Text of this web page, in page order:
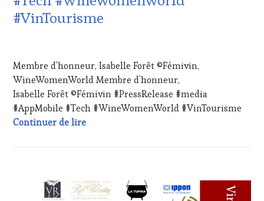
GASTRONOMIE
FRANÇAISE,
WINE
TASTING,
LIVE
STREAMING,
MASTERCLASS,
OENOTOURISME,
TERROIR,
RESTAURATEUR,
#VinTourisme
2024
Membre d’honneur, Isabelle Forêt ©Fémivin,
WineWomenWorld Membre d’honneur,
Isabelle Forêt ©Fémivin #PressRelease #media
#AppMobile #Tech #WineWomenWorld #VinTourisme
Continuer de lireMembre d’honneur, Isabelle Forêt